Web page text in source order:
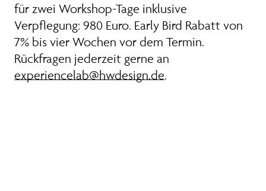
für zwei Workshop-Tage inklusive
Verpflegung: 980 Euro. Early Bird Rabatt von
7% bis vier Wochen vor dem Termin.
Rückfragen jederzeit gerne an
experiencelab@hwdesign.de.